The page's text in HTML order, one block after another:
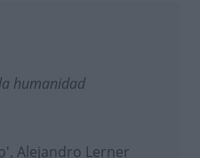
humanidad
Alejandro Lerner